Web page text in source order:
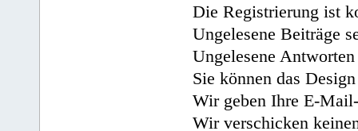
Die Registrierung ist
Ungelesene Beiträge
Ungelesene
Sie können das
Wir geben Ihre E-
Wir verschicken